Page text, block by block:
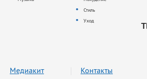
Стиль
Уход
Медиакит Контакты